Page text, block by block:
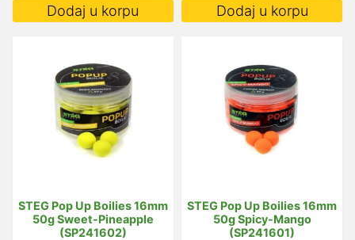
Dodaj u korpu Dodaj u korpu
STEG Pop Up Boilies 16mm
50g Sweet-Pineapple
(SP241602)
STEG Pop Up Boilies 16mm
50g Spicy-Mango
(SP241601)